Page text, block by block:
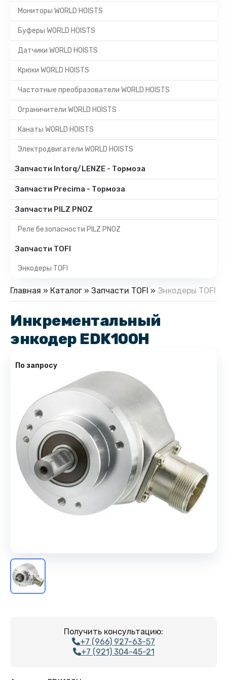
Мониторы WORLD HOISTS
Буферы WORLD HOISTS
Датчики WORLD HOISTS
Крюки WORLD HOISTS
Частотные преобразователи WORLD HOISTS
Ограничители WORLD HOISTS
Канаты WORLD HOISTS
Электродвигатели WORLD HOISTS
Запчасти Intorq/LENZE - Тормоза
Запчасти Precima - Тормоза
Запчасти PILZ PNOZ
Реле безопасности PILZ PNOZ
Запчасти TOFI
Энкодеры TOFI
Главная » Каталог » Запчасти TOFI » Энкодеры TOFI
Инкрементальный
энкодер EDK100H
По запросу
Получить консультацию:
+7 (966) 927-63-57
+7 (921) 304-45-21